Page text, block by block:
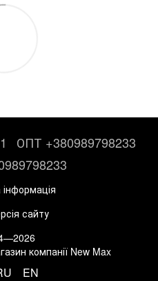
ОПТ +380989798233
сайту
компанії New Max
EN